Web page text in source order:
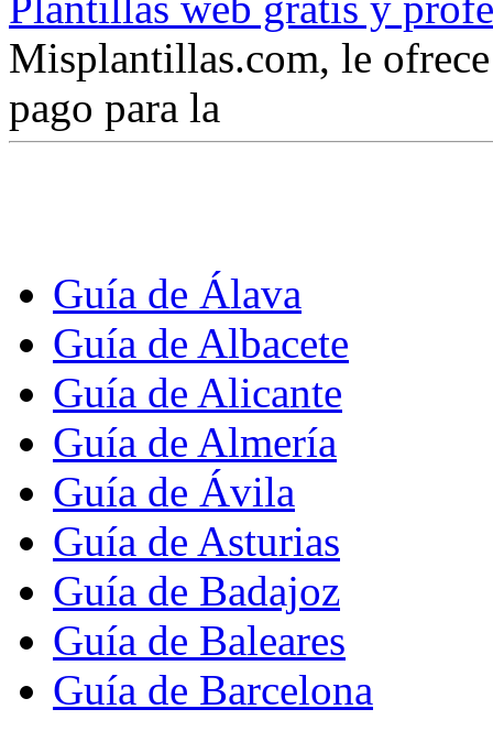
Misplantillas.com, le
pago para la
Guía de Álava
Guía de Albacete
Guía de Alicante
Guía de Almería
Guía de Ávila
Guía de Asturias
Guía de Badajoz
Guía de Baleares
Guía de Barcelona